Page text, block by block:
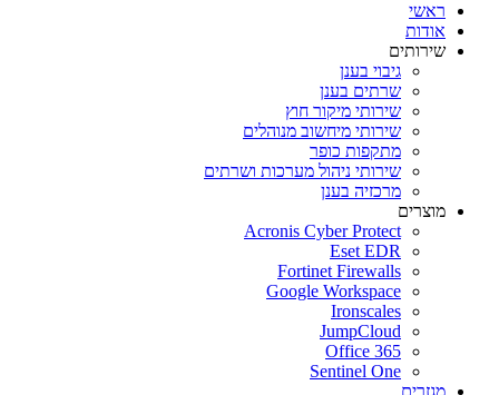
ראשי
אודות
שירותים
גיבוי בענן
שרתים בענן
שירותי מיקור חוץ
שירותי מיחשוב מנוהלים
מתקפות כופר
שירותי ניהול מערכות ושרתים
מרכזיה בענן
מוצרים
Acronis Cyber Protect
Eset EDR
Fortinet Firewalls
Google Workspace
Ironscales
JumpCloud
Office 365
Sentinel One
מגזרים